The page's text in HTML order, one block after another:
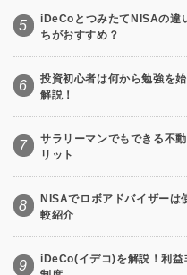
5
iDeCoとつみたてNISAの違
ちがおすすめ？
6
投資初心者は何から勉強を
解説！
7
サラリーマンでもできる不
リット
8
NISAでロボアドバイザーは
較紹介
9
iDeCo(イデコ)を解説！利